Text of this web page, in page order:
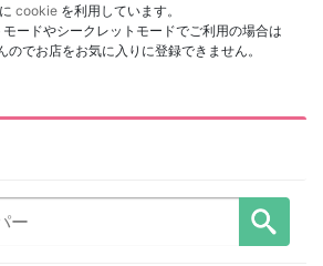
cookie を利用しています。
ードやシークレットモードでご利用の場合は
でお店をお気に入りに登録できません。